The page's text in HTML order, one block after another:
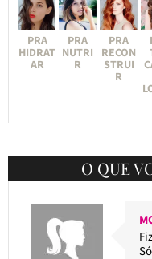
PRA
HIDRAT
AR
PRA
NUTRI
R
PRA
RECON
STRUI
R
O QUE